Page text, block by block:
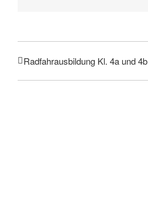
Radfahrausbildung Kl. 4a und 4b